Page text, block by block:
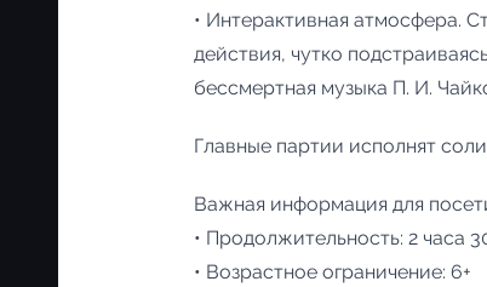
• Интерактивная атмосфера.
действия, чутко
бессмертная музыка П. И.
Главные партии исполнят
Важная информация для
• Продолжительность: 2 часа
• Возрастное ограничение: 6+